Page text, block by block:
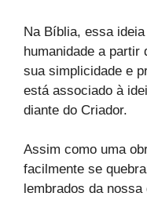
Na Bíblia, essa
humanidade a partir
sua simplicidade e
está associado à
diante do Criador.
Assim como uma
facilmente se
lembrados da nossa